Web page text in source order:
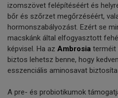
izomszövet felépítéséért és
bőr és szőrzet megőrzéséért,
hormonszabályozást. Ezért se
macskánk által elfogyasztott
képvisel. Ha az Ambrosia terméit
biztos lehetsz benne, hogy
esszenciális aminosavat
A pre- és probiotikumok